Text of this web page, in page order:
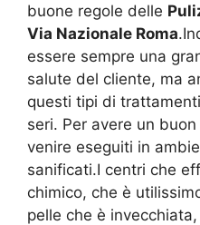
buone regole delle
Via Nazionale Roma
essere sempre una
salute del cliente, ma
questi tipi di
seri. Per avere un
venire eseguiti in
sanificati.I centri che
chimico, che è
pelle che è